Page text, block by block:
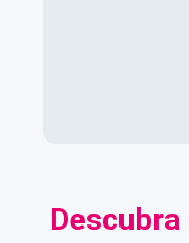
Descubra